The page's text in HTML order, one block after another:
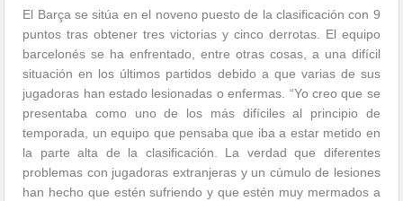
El Barça se sitúa en el noveno puesto de la clasificación con 9
puntos tras obtener tres victorias y cinco derrotas. El equipo
barcelonés se ha enfrentado, entre otras cosas, a una difícil
situación en los últimos partidos debido a que varias de sus
jugadoras han estado lesionadas o enfermas. “Yo creo que se
presentaba como uno de los más difíciles al principio de
temporada, un equipo que pensaba que iba a estar metido en
la parte alta de la clasificación. La verdad que diferentes
problemas con jugadoras extranjeras y un cúmulo de lesiones
han hecho que estén sufriendo y que estén muy mermados a